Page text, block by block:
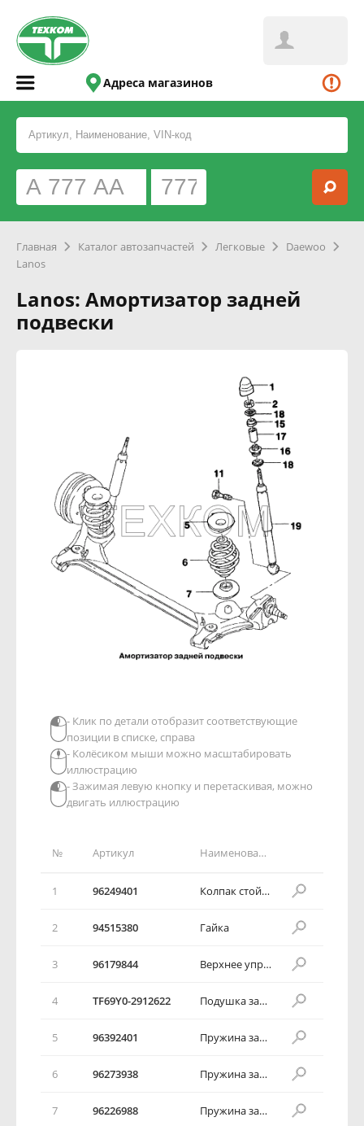
Адреса магазинов
Главная Каталог автозапчастей Легковые
Daewoo
Lanos
Lanos: Амортизатор задней
подвески
№ Артикул Наименование детали
1 96249401 Колпак стойки
2 94515380 Гайка
3 96179844 Верхнее упругое кольцо
4 TF69Y0-2912622 Подушка задней пружины верхняя
5 96392401 Пружина задней подвески
6 96273938 Пружина задней подвески
7 96226988 Пружина задней подвески
- Клик по детали отобразит соответствующие
позиции в списке, справа
- Колёсиком мыши можно масштабировать
иллюстрацию
- Зажимая левую кнопку и перетаскивая, можно
двигать иллюстрацию